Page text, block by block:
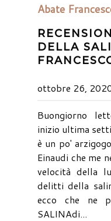
Abate
DELLA
ottobre 26,
Buongiorno
inizio ultima
è un po'
Einaudi che me
velocità della
delitti della
ecco che ne
SALINAdi...